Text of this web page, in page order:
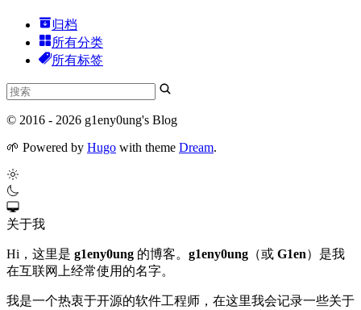
归档
所有分类
所有标签
© 2016 - 2026 g1eny0ung's Blog
🌱 Powered by Hugo with theme Dream.
关于我
Hi，这里是 g1eny0ung 的博客。 g1eny0ung （或 G1en）是我
在互联网上经常使用的名字。
我是一个热衷于开源的软件工程师，在这里我会记录一些关于